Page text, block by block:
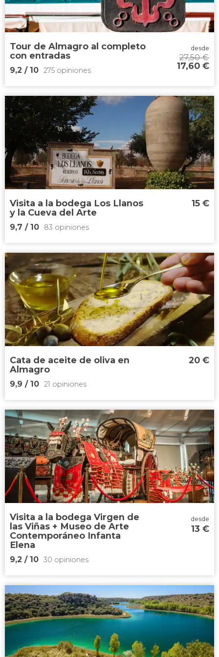
Corral de
Comediasque conserva su estructura original del
siglo XVII
Tour de Almagro al completo
con entradas
9,2 / 10 275 opiniones
desde
27,50€
17,60 €
9,2


275 opiniones
Corral de Comedias
Museo del Encaje
cata de queso y
berenjena
Visita a la bodega Los Llanos
y la Cueva del Arte
9,7 / 10 83 opiniones
15 €
9,7


83 opiniones
vino de Valdepeñas
visita guiada por la bodega Los Llanos y la
Cueva del Arte
Cata de aceite de oliva en
Almagro
9,9 / 10 21 opiniones
20 €
9,9


21 opiniones
cata de aceite de oliva en Almagro
AOVEs ecológicos de
origen volcánico
productos
típicos de La Mancha
Visita a la bodega Virgen de
las Viñas + Museo de Arte
Contemporáneo Infanta
Elena
9,2 / 10 30 opiniones
desde
13 €
9,2


30 opiniones
planes de enoturismo en La Mancha
visita a la bodega Virgen de las Viñas